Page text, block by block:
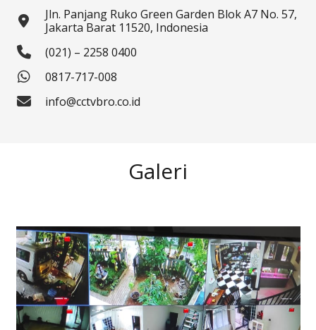
Jln. Panjang Ruko Green Garden Blok A7 No. 57,
Jakarta Barat 11520, Indonesia
(021) – 2258 0400
0817-717-008
info@cctvbro.co.id
Galeri